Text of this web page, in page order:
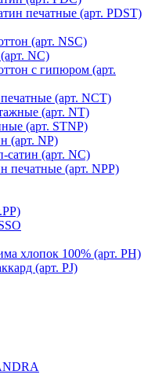
печатные (арт. PDST)
(арт. NSC)
NC)
с гипюром (арт.
(арт. NCT)
(арт. NT)
(арт. STNP)
(арт. NP)
сатин (арт. NC)
печатные (арт. NPP)
хлопок 100% (арт. PH)
(арт. PJ)